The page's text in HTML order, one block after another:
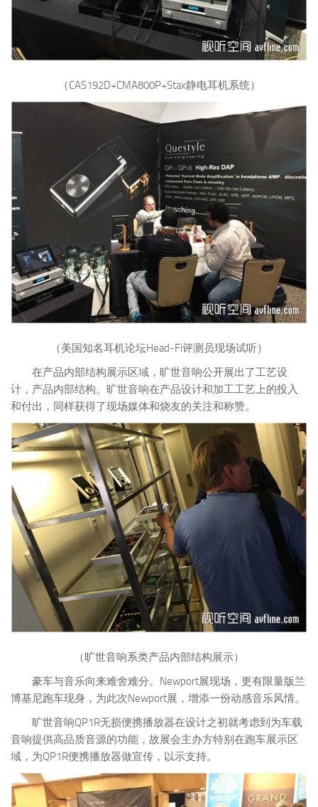
（CAS192D+CMA800P+Stax静电耳机系统）
（美国知名耳机论坛Head-Fi评测员现场试听）
在产品内部结构展示区域，旷世音响公开展出了工艺设
计，产品内部结构。旷世音响在产品设计和加工工艺上的投入
和付出，同样获得了现场媒体和烧友的关注和称赞。
（旷世音响系类产品内部结构展示）
豪车与音乐向来难舍难分。Newport展现场，更有限量版兰
博基尼跑车现身，为此次Newport展，增添一份动感音乐风情。
旷世音响QP1R无损便携播放器在设计之初就考虑到为车载
音响提供高品质音源的功能，故展会主办方特别在跑车展示区
域，为QP1R便携播放器做宣传，以示支持。